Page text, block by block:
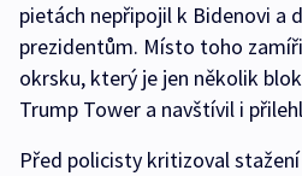
pietách nepřipojil k Bidenovi a
prezidentům. Místo toho
okrsku, který je jen několik
Trump Tower a navštívil i
Před policisty kritizoval